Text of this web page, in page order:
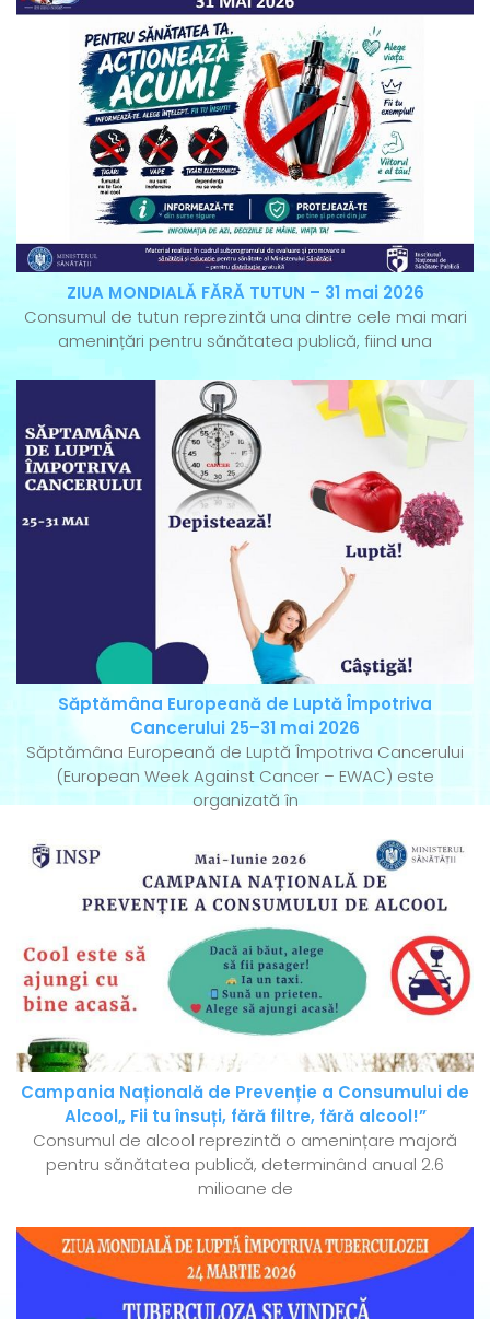
ZIUA MONDIALĂ FĂRĂ TUTUN – 31 mai 2026
Consumul de tutun reprezintă una dintre cele mai mari
amenințări pentru sănătatea publică, fiind una
Săptămâna Europeană de Luptă Împotriva
Cancerului 25–31 mai 2026
Săptămâna Europeană de Luptă Împotriva Cancerului
(European Week Against Cancer – EWAC) este
organizată în
Campania Națională de Prevenție a Consumului de
Alcool„ Fii tu însuți, fără filtre, fără alcool!”
Consumul de alcool reprezintă o amenințare majoră
pentru sănătatea publică, determinând anual 2.6
milioane de